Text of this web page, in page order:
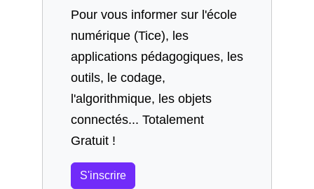
Pour vous informer sur l'école
numérique (Tice), les
applications pédagogiques, les
outils, le codage,
l'algorithmique, les objets
connectés... Totalement
Gratuit !
S'inscrire